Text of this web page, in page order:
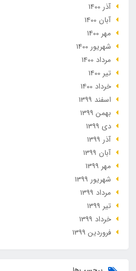
آذر 1400
آبان 1400
مهر 1400
شهریور 1400
مرداد 1400
تير 1400
خرداد 1400
اسفند 1399
بهمن 1399
دی 1399
آذر 1399
آبان 1399
مهر 1399
شهریور 1399
مرداد 1399
تير 1399
خرداد 1399
فروردین 1399